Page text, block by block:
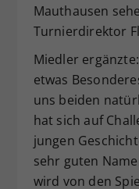
Mauthausen
Turnierdirektor
Miedler
etwas
uns beiden
hat sich auf
jungen
sehr guten
wird von den